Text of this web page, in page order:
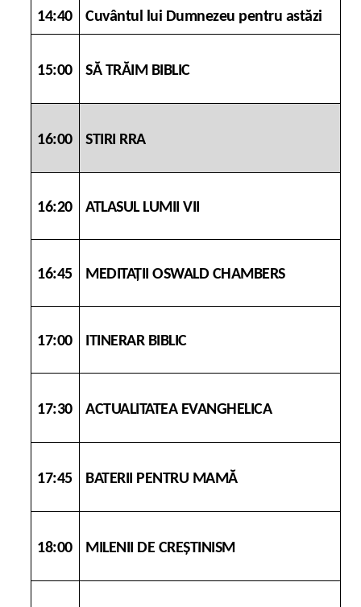
14:40 Cuvântul lui Dumnezeu pentru astăzi
15:00 SĂ TRĂIM BIBLIC
16:00 STIRI RRA
16:20 ATLASUL LUMII VII
16:45 MEDITAȚII OSWALD CHAMBERS
17:00 ITINERAR BIBLIC
17:30 ACTUALITATEA EVANGHELICA
17:45 BATERII PENTRU MAMĂ
18:00 MILENII DE CREŞTINISM